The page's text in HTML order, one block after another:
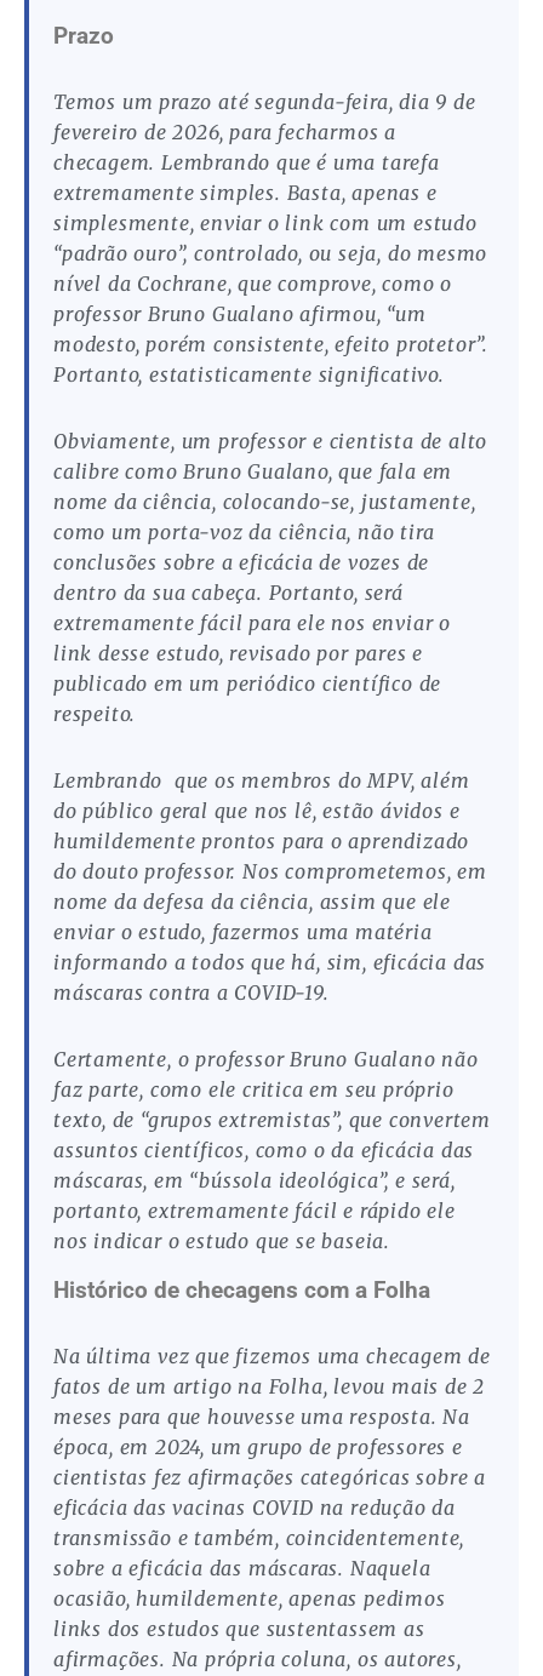
Prazo
Temos um prazo até segunda-feira, dia 9 de
fevereiro de 2026, para fecharmos a
checagem. Lembrando que é uma tarefa
extremamente simples. Basta, apenas e
simplesmente, enviar o link com um estudo
“padrão ouro”, controlado, ou seja, do mesmo
nível da Cochrane, que comprove, como o
professor Bruno Gualano afirmou, “um
modesto, porém consistente, efeito protetor”.
Portanto, estatisticamente significativo.
Obviamente, um professor e cientista de alto
calibre como Bruno Gualano, que fala em
nome da ciência, colocando-se, justamente,
como um porta-voz da ciência, não tira
conclusões sobre a eficácia de vozes de
dentro da sua cabeça. Portanto, será
extremamente fácil para ele nos enviar o
link desse estudo, revisado por pares e
publicado em um periódico científico de
respeito.
Lembrando que os membros do MPV, além
do público geral que nos lê, estão ávidos e
humildemente prontos para o aprendizado
do douto professor. Nos comprometemos, em
nome da defesa da ciência, assim que ele
enviar o estudo, fazermos uma matéria
informando a todos que há, sim, eficácia das
máscaras contra a COVID-19.
Certamente, o professor Bruno Gualano não
faz parte, como ele critica em seu próprio
texto, de “grupos extremistas”, que convertem
assuntos científicos, como o da eficácia das
máscaras, em “bússola ideológica”, e será,
portanto, extremamente fácil e rápido ele
nos indicar o estudo que se baseia.
Histórico de checagens com a Folha
Na última vez que fizemos uma checagem de
fatos de um artigo na Folha, levou mais de 2
meses para que houvesse uma resposta. Na
época, em 2024, um grupo de professores e
cientistas fez afirmações categóricas sobre a
eficácia das vacinas COVID na redução da
transmissão e também, coincidentemente,
sobre a eficácia das máscaras. Naquela
ocasião, humildemente, apenas pedimos
links dos estudos que sustentassem as
afirmações. Na própria coluna, os autores,